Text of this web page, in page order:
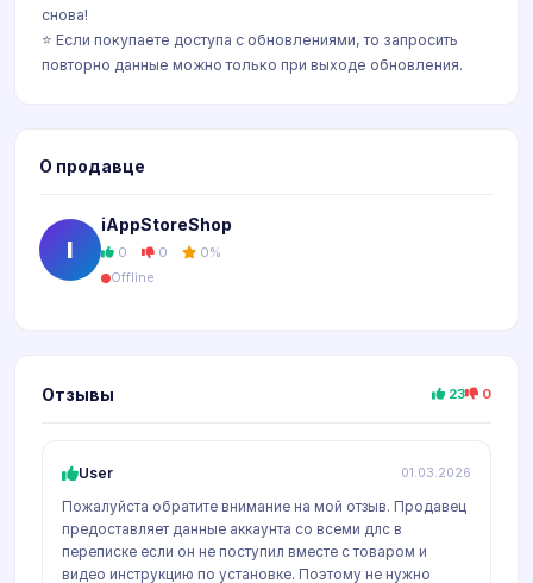
снова!
⭐️ Если покупаете доступа с обновлениями, то запросить
повторно данные можно только при выходе обновления.
О продавце
I
iAppStoreShop
0 0 0%
Offline
Отзывы 23 0
User 01.03.2026
Пожалуйста обратите внимание на мой отзыв. Продавец
предоставляет данные аккаунта со всеми длс в
переписке если он не поступил вместе с товаром и
видео инструкцию по установке. Поэтому не нужно